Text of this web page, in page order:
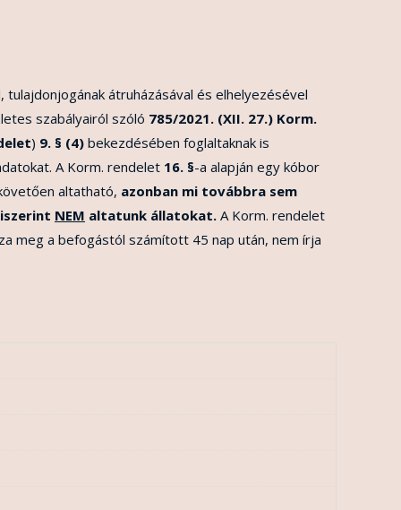
átruházásával és elhelyezésével
szabályairól szóló 785/2021. (XII. 27.) Korm.
) 9. § (4) bekezdésében foglaltaknak is
A Korm. rendelet 16. §-a alapján egy kóbor
altatható, azonban mi továbbra sem
NEM altatunk állatokat. A Korm. rendelet
meg a befogástól számított 45 nap után, nem írja